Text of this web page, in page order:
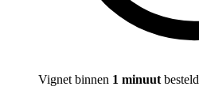
Vignet binnen 1 minuut besteld